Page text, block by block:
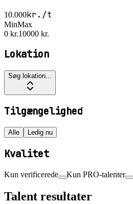
10.000kr./t
MinMax
0 kr.10000 kr.
Lokation
Søg lokation...
Tilgængelighed
Alle Ledig nu
Kvalitet
Kun verificerede Kun PRO-talenter
Talent resultater